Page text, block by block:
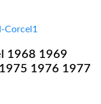
1968 1969
1976 1977